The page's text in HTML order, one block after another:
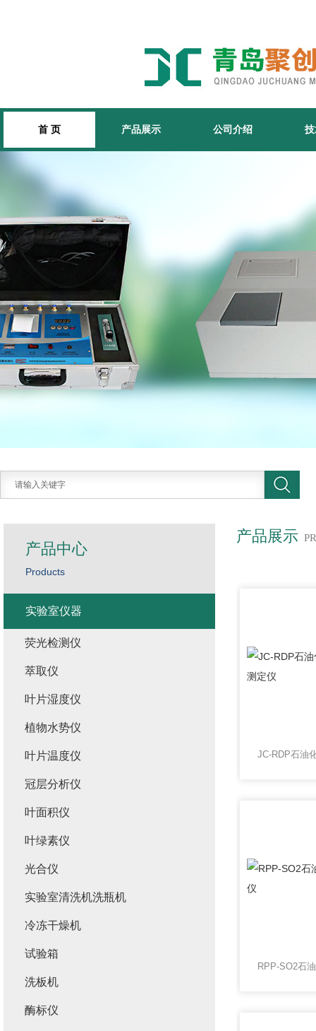
首 页 产品展示 公司介绍
产品展示
产品中心
Products
实验室仪器
荧光检测仪
萃取仪
叶片湿度仪
植物水势仪
叶片温度仪
冠层分析仪
叶面积仪
叶绿素仪
光合仪
实验室清洗机洗瓶机
冷冻干燥机
试验箱
洗板机
酶标仪